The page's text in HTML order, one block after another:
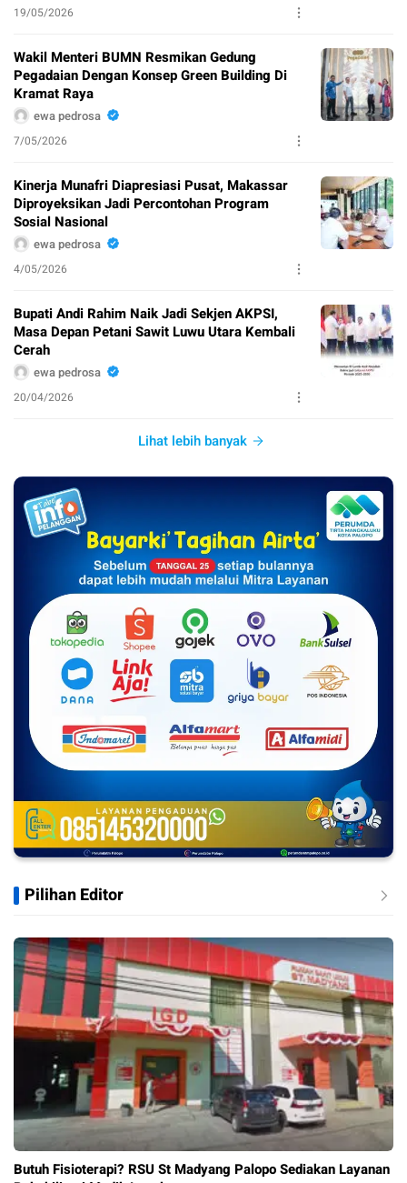
19/05/2026
Wakil Menteri BUMN Resmikan Gedung
Pegadaian Dengan Konsep Green Building Di
Kramat Raya
ewa pedrosa
7/05/2026
Kinerja Munafri Diapresiasi Pusat, Makassar
Diproyeksikan Jadi Percontohan Program
Sosial Nasional
ewa pedrosa
4/05/2026
Bupati Andi Rahim Naik Jadi Sekjen AKPSI,
Masa Depan Petani Sawit Luwu Utara Kembali
Cerah
ewa pedrosa
20/04/2026
Lihat lebih banyak
Pilihan Editor
Butuh Fisioterapi? RSU St Madyang Palopo Sediakan Layanan